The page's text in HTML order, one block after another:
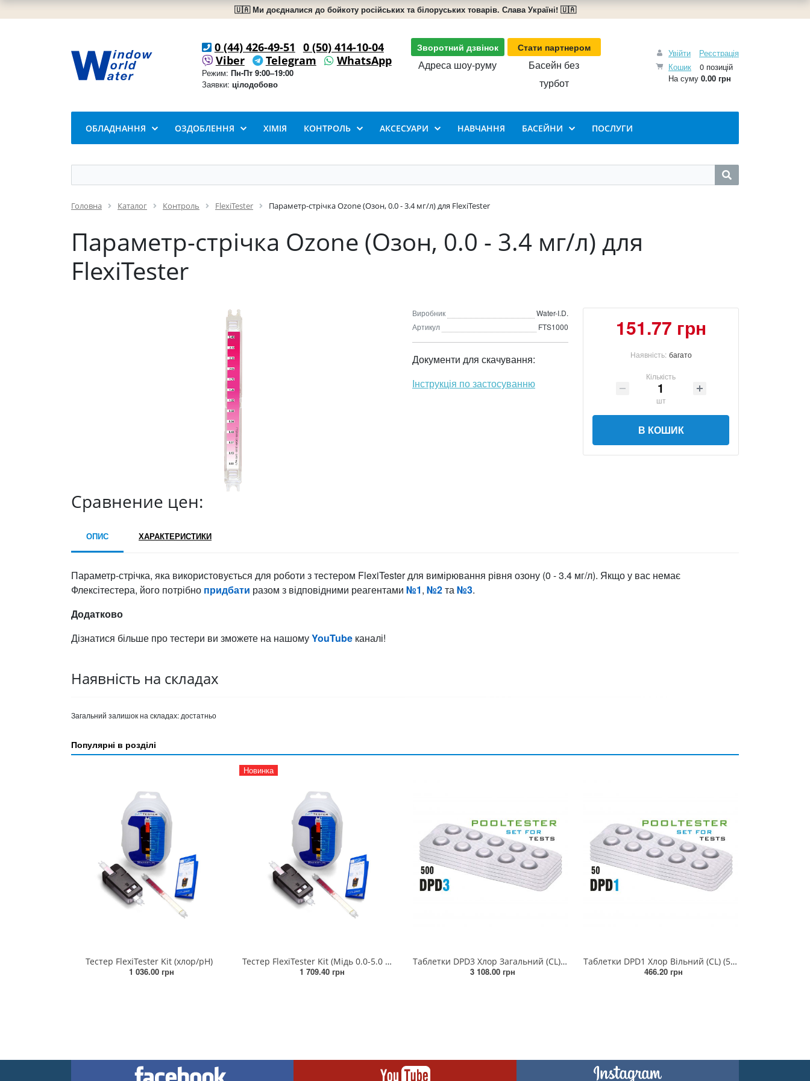
🇺🇦 Ми доєдналися до бойкоту російських та білоруських товарів. Слава Україні! 🇺🇦
Увійти
Реєстрація
Кошик
0 позицій
На суму 0.00 грн
0 (44) 426-49-51
0 (50) 414-10-04
Viber
Telegram WhatsApp
Режим: Пн-Пт 9:00–19:00
Заявки: цілодобово
Зворотний дзвінок Стати партнером
Адреса шоу-руму
Басейн без
турбот
ОБЛАДНАННЯ ОЗДОБЛЕННЯ ХІМІЯ КОНТРОЛЬ АКСЕСУАРИ НАВЧАННЯ БАСЕЙНИ ПОСЛУГИ
Головна Каталог Контроль FlexiTester Параметр-стрічка Ozone (Озон, 0.0 - 3.4 мг/л) для FlexiTester
Параметр-стрічка Ozone (Озон, 0.0 - 3.4 мг/л) для
FlexiTester
Виробник
Water-I.D.
Артикул
FTS1000
Документи для скачування:
Інструкція по застосуванню
151.77 грн
Наявність: багато
Кількість
шт
В КОШИК
Сравнение цен:
ОПИС ХАРАКТЕРИСТИКИ
Параметр-стрічка, яка використовується для роботи з тестером FlexiTester для вимірювання рівня озону (0 - 3.4 мг/л). Якщо у вас немає
Флексітестера, його потрібно придбати разом з відповідними реагентами №1, №2та№3.
Додатково
Дізнатися більше про тестери ви зможете на нашомуYouTube каналі!
Наявність на складах
Загальний залишок на складах: достатньо
Популярні в розділі
Тестер FlexiTester Kit (хлор/рН)
1 036.00 грн
Новинка
Тестер FlexiTester Kit (Мідь 0.0-5.0 мг/л)
1 709.40 грн
Таблетки DPD3 Хлор Загальний (CL) (500 таб/уп.) (10таб/шт) (rapid/comparator)
3 108.00 грн
Таблетки DPD1 Хлор Вільний (CL) (50 таб/уп.) (10таб/шт) (rapid/comparator)
466.20 грн